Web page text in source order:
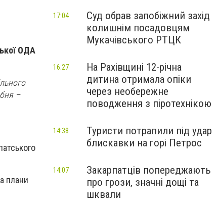
ОДА
–
плани
Суд обрав запобіжний захід
колишнім посадовцям
Мукачівського РТЦК
17:04
На Рахівщині 12-річна
дитина отримала опіки
через необережне
поводження з піротехнікою
16:27
Туристи потрапили під удар
блискавки на горі Петрос
14:38
Закарпатців попереджають
про грози, значні дощі та
шквали
14:07